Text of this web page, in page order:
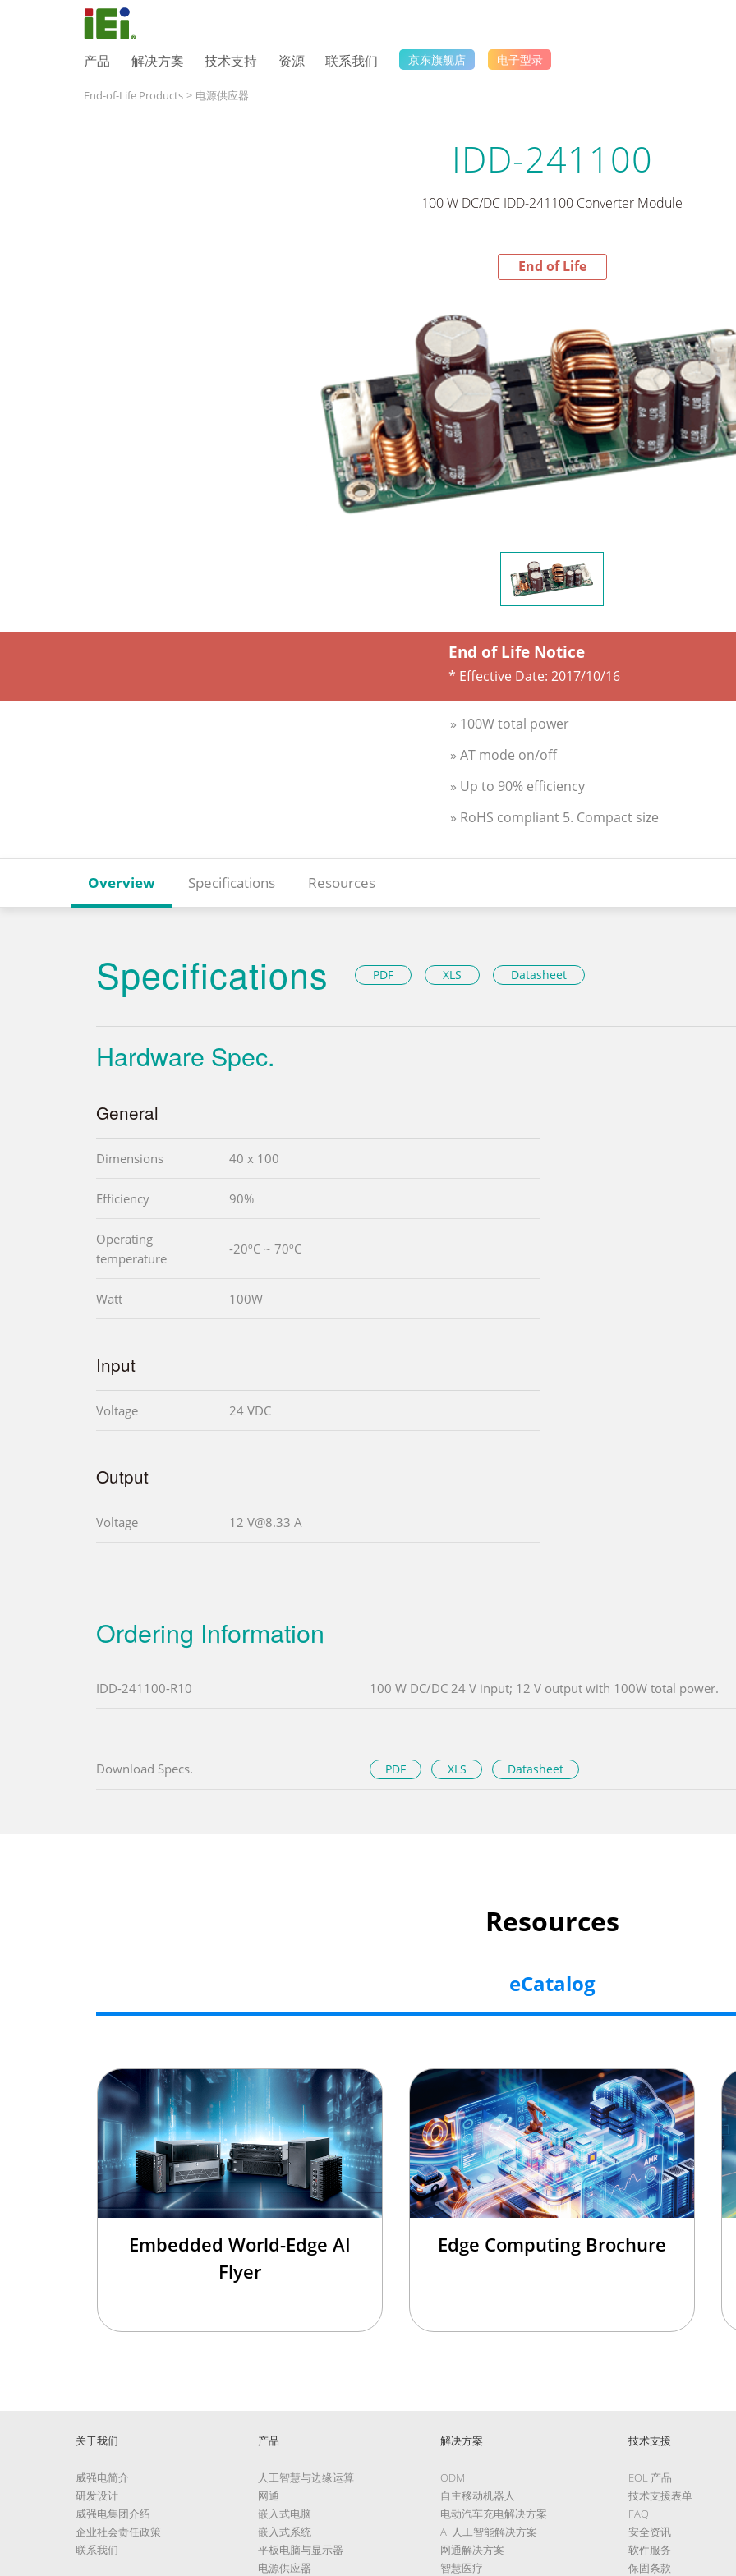
产品 解决方案 技术支持 资源 联系我们 京东旗舰店 电子型录
End-of-Life Products > 电源供应器
IDD-241100
100 W DC/DC IDD-241100 Converter Module
End of Life
End of Life Notice
* Effective Date: 2017/10/16
» 100W total power
» AT mode on/off
» Up to 90% efficiency
» RoHS compliant 5. Compact size
Overview Specifications Resources
Specifications PDF XLS Datasheet
Hardware Spec.
General
Dimensions 40 x 100
Efficiency 90%
Operating
temperature
-20ºC ~ 70ºC
Watt 100W
Input
Voltage 24 VDC
Output
Voltage 12 V@8.33 A
Ordering Information
IDD-241100-R10 100 W DC/DC 24 V input; 12 V output with 100W total power.
Download Specs. PDF XLS Datasheet
Resources
eCatalog
Embedded World-Edge AI
Flyer
Edge Computing Brochure
关于我们
威强电简介
研发设计
威强电集团介绍
企业社会责任政策
联系我们
产品
人工智慧与边缘运算
网通
嵌入式电脑
嵌入式系统
平板电脑与显示器
电源供应器
解决方案
ODM
自主移动机器人
电动汽车充电解决方案
AI 人工智能解决方案
网通解决方案
智慧医疗
技术支援
EOL 产品
技术支援表单
FAQ
安全资讯
软件服务
保固条款